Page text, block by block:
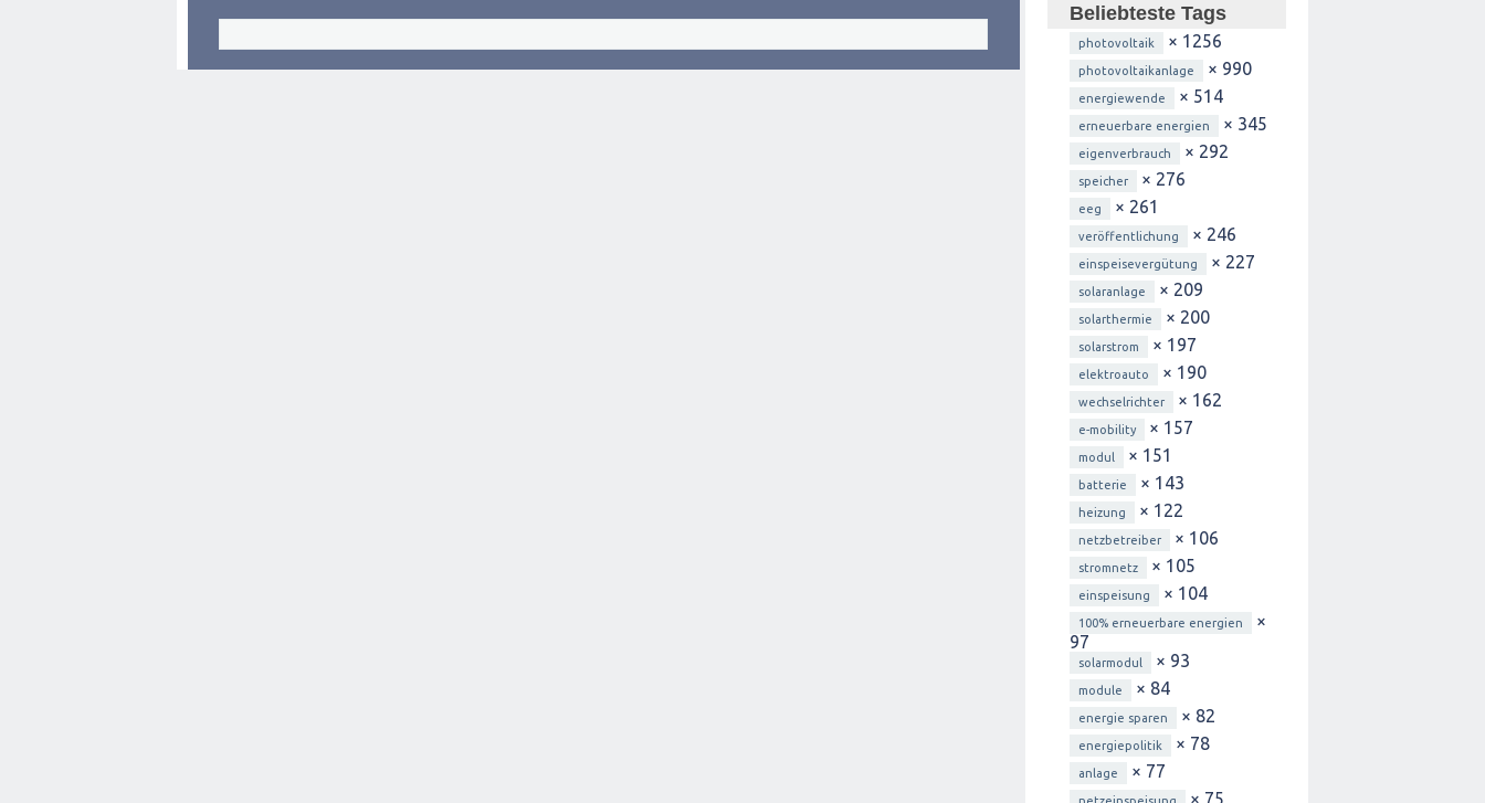
Beliebteste Tags
photovoltaik × 1256
photovoltaikanlage × 990
energiewende × 514
erneuerbare energien × 345
eigenverbrauch × 292
speicher × 276
eeg × 261
veröffentlichung × 246
einspeisevergütung × 227
solaranlage × 209
solarthermie × 200
solarstrom × 197
elektroauto × 190
wechselrichter × 162
e-mobility × 157
modul × 151
batterie × 143
heizung × 122
netzbetreiber × 106
stromnetz × 105
einspeisung × 104
100% erneuerbare energien
×
97
solarmodul × 93
module × 84
energie sparen × 82
energiepolitik × 78
anlage × 77
netzeinspeisung × 75